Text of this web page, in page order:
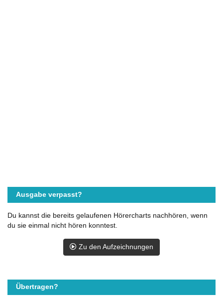
Ausgabe verpasst?
Du kannst die bereits gelaufenen Hörercharts nachhören, wenn
du sie einmal nicht hören konntest.
Zu den Aufzeichnungen
Übertragen?